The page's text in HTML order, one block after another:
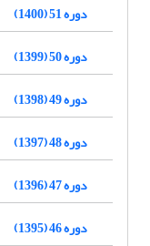
دوره 51 (1400)
دوره 50 (1399)
دوره 49 (1398)
دوره 48 (1397)
دوره 47 (1396)
دوره 46 (1395)